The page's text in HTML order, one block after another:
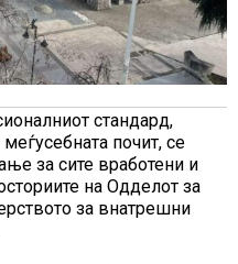
стандард,
меѓусебната почит, се
за сите вработени и
на Одделот за
за внатрешни